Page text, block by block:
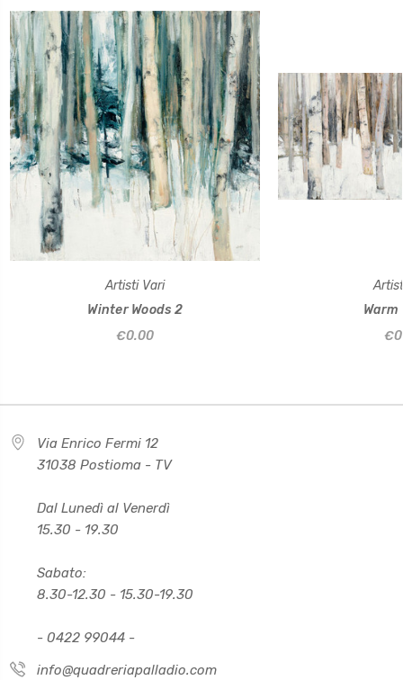
Artisti Vari
Winter Woods 2
€0.00
Via Enrico Fermi 12
31038 Postioma - TV
Dal Lunedì al Venerdì
15.30 - 19.30
Sabato:
8.30-12.30 - 15.30-19.30
- 0422 99044 -
info@quadreriapalladio.com